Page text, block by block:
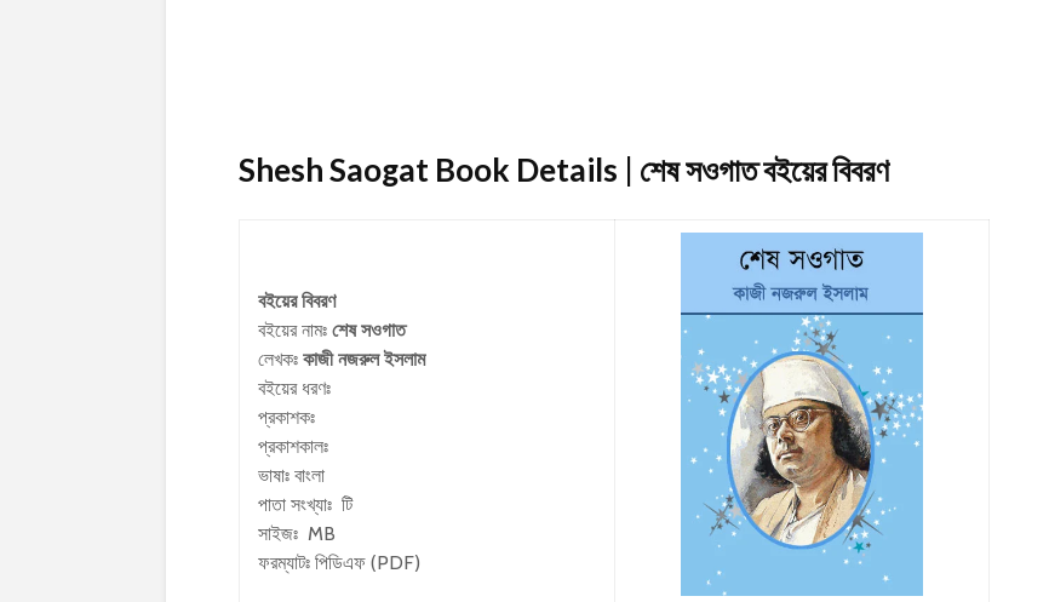
Shesh Saogat Book Details | শেষ সওগাতবইয়ের বিবরণ
বইয়ের বিবরণ
বইয়ের নামঃ শেষ সওগাত
লেখকঃ কাজী নজরুল ইসলাম
বইয়ের ধরণঃ
প্রকাশকঃ
প্রকাশকালঃ
ভাষাঃ বাংলা
পাতা সংখ্যাঃ টি
সাইজঃ MB
ফরম্যাটঃ পিডিএফ (PDF)